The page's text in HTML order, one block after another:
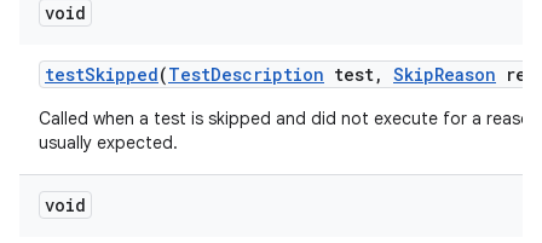
void
testSkipped(TestDescription test, SkipReason
Called when a test is skipped and did not execute for a
usually expected.
void